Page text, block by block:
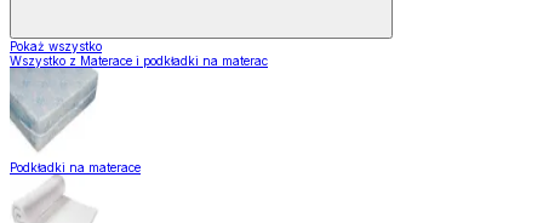
Pokaż wszystko
Wszystko z Materace i podkładki na materac
Podkładki na materace